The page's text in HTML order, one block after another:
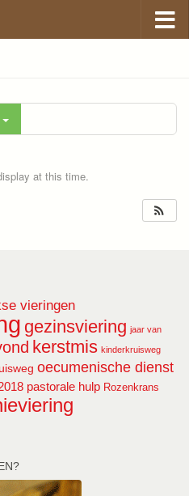
at this time.
vieringen
gezinsviering jaar van
kerstmis kinderkruisweg
oecumenische dienst
pastorale hulp Rozenkrans